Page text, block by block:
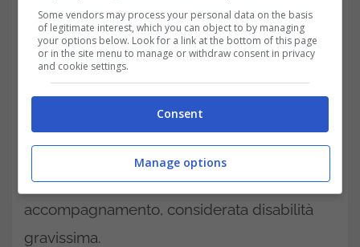
possono accedere alla misura, i beneficiari
che sono maggiorenni fino ad un’età di 67
anni con una disabilità media con una
percentuale che vadal 67 al 99%,
totali al 100%, considerata disabilità grave,
infine, i titolari dell’indennità di
accompagnamento, considerata disabilità
gravissima.
Some vendors may process your personal data on the basis
of legitimate interest, which you can object to by managing
your options below. Look for a link at the bottom of this page
or in the site menu to manage or withdraw consent in privacy
and cookie settings.
Consent
Manage options